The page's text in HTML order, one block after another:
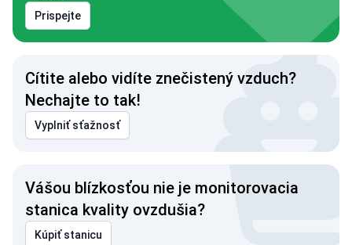
Prispejte
Cítite alebo vidíte znečistený vzduch?
Nechajte to tak!
Vyplniť sťažnosť
Vášou blízkosťou nie je monitorovacia
stanica kvality ovzdušia?
Kúpiť stanicu